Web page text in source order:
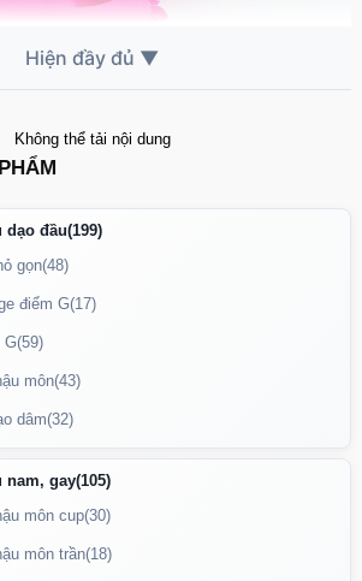
đa năng cao cấp
sự chăm sóc tinh tế nhưng vẫn đầy bùng
nổ về cảm xúc
xoay linh hoạt
âm vậtcó thể hoạt động độc lập, mang
cần thay pin, dễ dàng sử dụng bất cứ lúc
Không thể tải nội dung
đầu(199)
gọn(48)
điểm G(17)
G(59)
môn(43)
dâm(32)
nam, gay(105)
môn cup(30)
môn trần(18)